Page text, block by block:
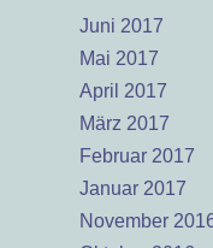
Juni 2017
Mai 2017
April 2017
März 2017
Februar 2017
Januar 2017
November